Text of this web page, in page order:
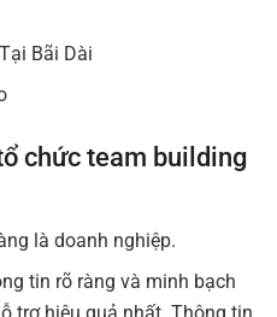
Bãi Dài
chức team building
là doanh nghiệp.
tin rõ ràng và minh bạch